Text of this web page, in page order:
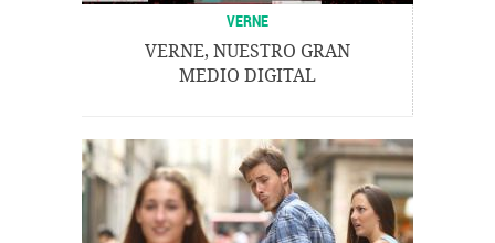
VERNE
VERNE, NUESTRO GRAN
MEDIO DIGITAL